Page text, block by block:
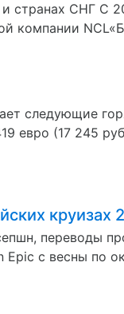
странах СНГ С
компании
следующие
евро (17 245
круизах
переводы
с весны по